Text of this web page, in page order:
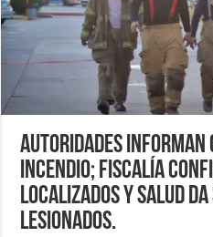
Autoridades
incendio; Fiscalía
localizados y Salud da
lesionados.